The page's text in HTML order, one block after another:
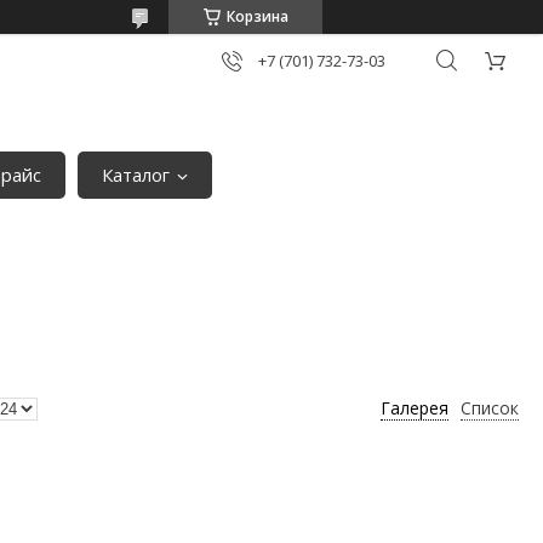
Корзина
+7 (701) 732-73-03
Каталог
Галерея Список